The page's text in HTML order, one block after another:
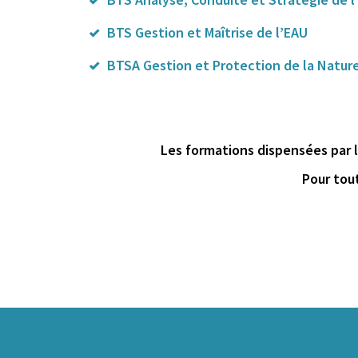
BTS Gestion et Maîtrise de l’EAU
BTSA Gestion et Protection de la
Les formations dispensées
Pour